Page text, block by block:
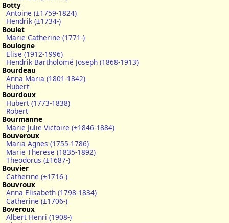
Botty
Antoine (±1759-1824)
Hendrik (±1734-)
Boulet
Marie Catherine (1771-)
Boulogne
Elise (1912-1996)
Hendrik Bartholomé Joseph (1868-1913)
Bourdeau
Anna Maria (1801-1842)
Hubert
Bourdoux
Hubert (1773-1838)
Robert
Bourmanne
Marie Julie Victoire (±1846-1884)
Bouveroux
Maria Agnes (1755-1786)
Marie Therese (1835-1892)
Theodorus (±1687-)
Bouvier
Catherine (±1716-)
Bouvroux
Anna Elisabeth (1798-1834)
Catherine (±1706-)
Boveroux
Albert Henri (1908-)